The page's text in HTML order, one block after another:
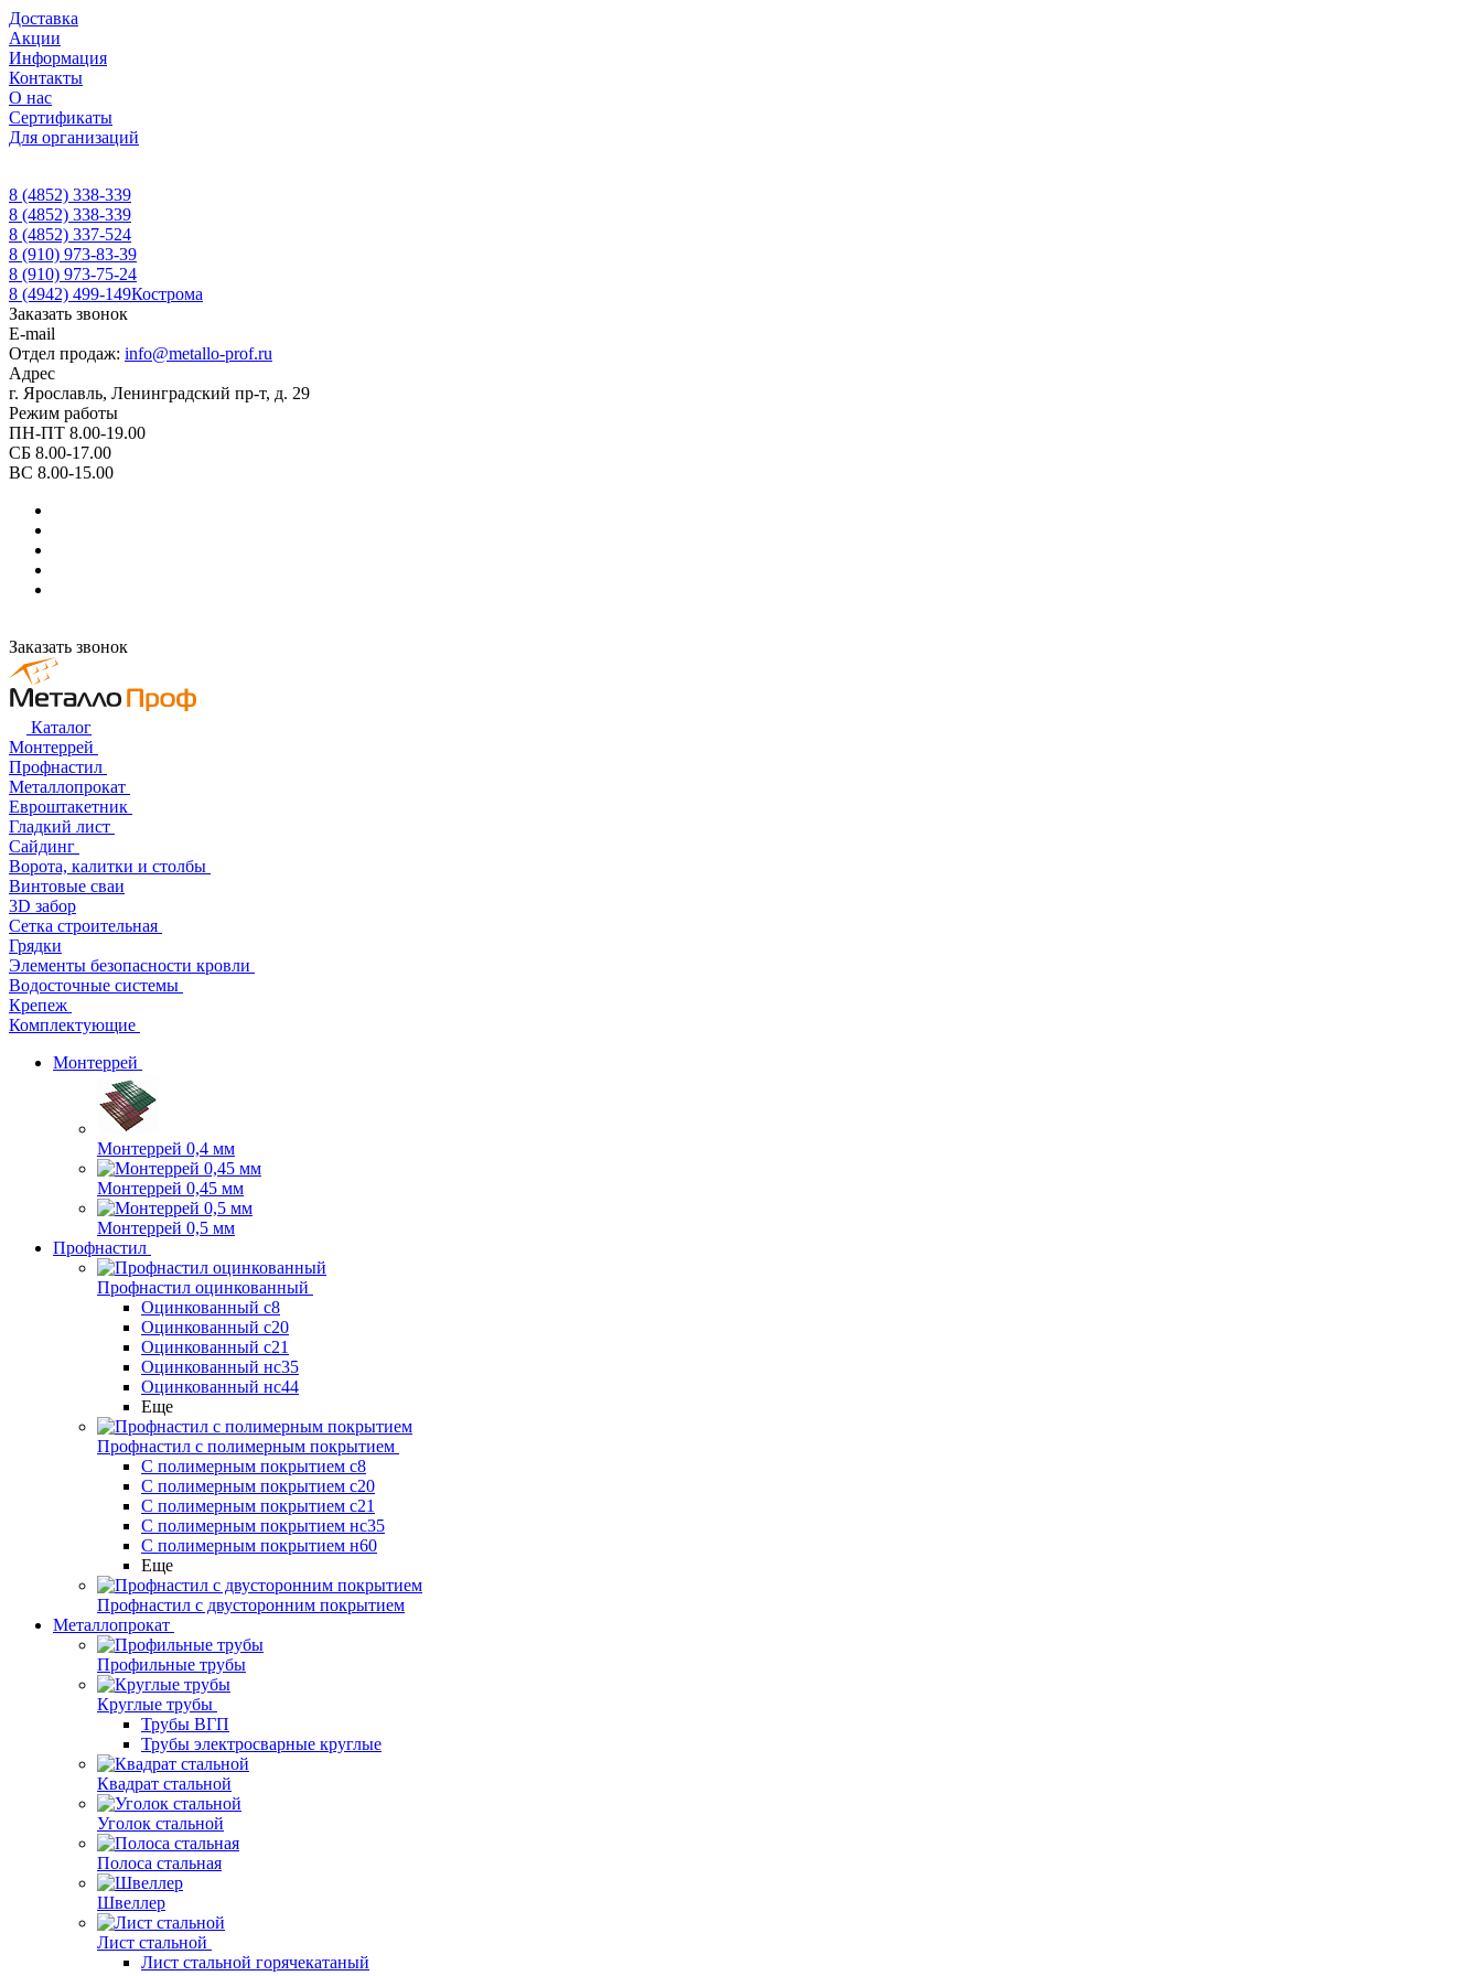
Доставка
Акции
Информация
Контакты
О нас
Сертификаты
Для организаций
8 (4852) 338-339
8 (4852) 338-339
8 (4852) 337-524
8 (910) 973-83-39
8 (910) 973-75-24
8 (4942) 499-149Кострома
Заказать звонок
E-mail
Отдел продаж: info@metallo-prof.ru
Адрес
г. Ярославль, Ленинградский пр-т, д. 29
Режим работы
ПН-ПТ 8.00-19.00
СБ 8.00-17.00
ВС 8.00-15.00
Заказать звонок
Каталог
Монтеррей
Профнастил
Металлопрокат
Евроштакетник
Гладкий лист
Сайдинг
Ворота, калитки и столбы
Винтовые сваи
3D забор
Сетка строительная
Грядки
Элементы безопасности кровли
Водосточные системы
Крепеж
Комплектующие
Монтеррей
Монтеррей 0,4 мм
Монтеррей 0,45 мм
Монтеррей 0,5 мм
Профнастил
Профнастил оцинкованный
Оцинкованный с8
Оцинкованный с20
Оцинкованный с21
Оцинкованный нс35
Оцинкованный нс44
Еще
Профнастил с полимерным покрытием
С полимерным покрытием с8
С полимерным покрытием с20
С полимерным покрытием с21
С полимерным покрытием нс35
С полимерным покрытием н60
Еще
Профнастил с двусторонним покрытием
Металлопрокат
Профильные трубы
Круглые трубы
Трубы ВГП
Трубы электросварные круглые
Квадрат стальной
Уголок стальной
Полоса стальная
Швеллер
Лист стальной
Лист стальной горячекатаный